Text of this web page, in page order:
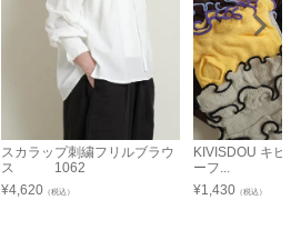
スカラップ刺繍フリルブラウ
ス 1062
¥4,620 （税込）
KIVISDOU キ
ーフ...
¥1,430 （税込）